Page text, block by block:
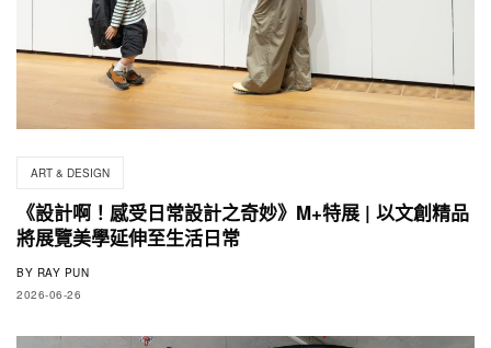
ART & DESIGN
《設計啊！感受日常設計之奇妙》M+特展 | 以文創精品
將展覽美學延伸至生活日常
BY RAY PUN
2026-06-26